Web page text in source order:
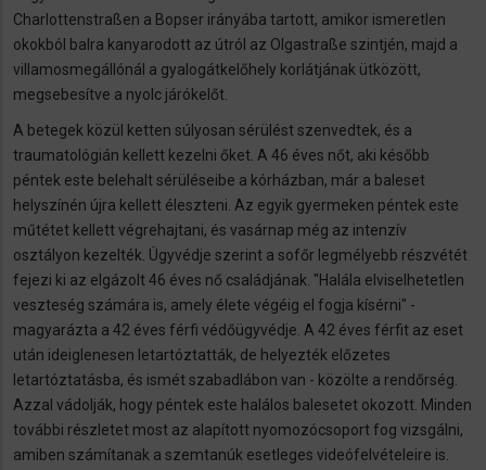
Charlottenstraßen a Bopser irányába tartott, amikor ismeretlen
okokból balra kanyarodott az útról az Olgastraße szintjén, majd a
villamosmegállónál a gyalogátkelőhely korlátjának ütközött,
megsebesítve a nyolc járókelőt.
A betegek közül ketten súlyosan sérülést szenvedtek, és a
traumatológián kellett kezelni őket. A 46 éves nőt, aki később
péntek este belehalt sérüléseibe a kórházban, már a baleset
helyszínén újra kellett éleszteni. Az egyik gyermeken péntek este
műtétet kellett végrehajtani, és vasárnap még az intenzív
osztályon kezelték. Ügyvédje szerint a sofőr legmélyebb részvétét
fejezi ki az elgázolt 46 éves nő családjának. "Halála elviselhetetlen
veszteség számára is, amely élete végéig el fogja kísérni" -
magyarázta a 42 éves férfi védőügyvédje. A 42 éves férfit az eset
után ideiglenesen letartóztatták, de helyezték előzetes
letartóztatásba, és ismét szabadlábon van - közölte a rendőrség.
Azzal vádolják, hogy péntek este halálos balesetet okozott. Minden
további részletet most az alapított nyomozócsoport fog vizsgálni,
amiben számítanak a szemtanúk esetleges videófelvételeire is.